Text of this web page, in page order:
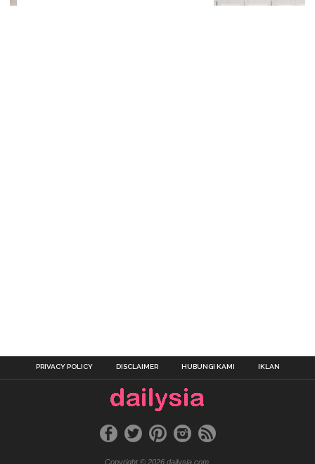
PRIVACY POLICY DISCLAIMER HUBUNGI KAMI IKLAN
Copyright © 2026 dailysia.com.